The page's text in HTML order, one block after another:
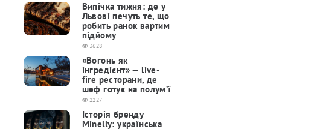
Випічка тижня: де у
Львові печуть те, що
робить ранок вартим
підйому
3628
«Вогонь як
інгредієнт» — live-
fire ресторани, де
шеф готує на полум’ї
2227
Історія бренду
Minelly: українська